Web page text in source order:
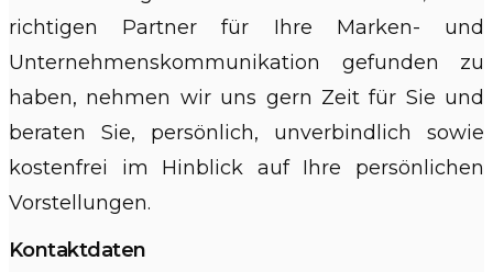
richtigen Partner für Ihre Marken- und
Unternehmenskommunikation gefunden zu
haben, nehmen wir uns gern Zeit für Sie und
beraten Sie, persönlich, unverbindlich sowie
kostenfrei im Hinblick auf Ihre persönlichen
Vorstellungen.
Kontaktdaten